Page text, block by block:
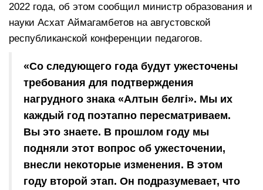
2022 года, об этом сообщил министр образования и
науки Асхат Аймагамбетов на августовской
республиканской конференции педагогов.
«Со следующего года будут ужесточены
требования для подтверждения
нагрудного знака «Алтын белгі». Мы их
каждый год поэтапно пересматриваем.
Вы это знаете. В прошлом году мы
подняли этот вопрос об ужесточении,
внесли некоторые изменения. В этом
году второй этап. Он подразумевает, что